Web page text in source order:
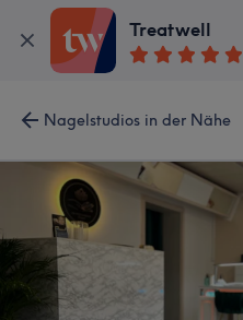
Treatwell
Nagelstudios in der Nähe